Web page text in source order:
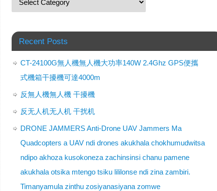
Recent Posts
CT-24100G無人機無人機大功率140W 2.4Ghz GPS便攜
式機箱干擾機可達4000m
反無人機無人機 干擾機
反无人机无人机 干扰机
DRONE JAMMERS Anti-Drone UAV Jammers Ma
Quadcopters a UAV ndi drones akukhala chokhumudwitsa
ndipo akhoza kusokoneza zachinsinsi chanu pamene
akukhala otsika mtengo tsiku lililonse ndi zina zambiri.
Timanyamula zinthu zosiyanasiyana zomwe